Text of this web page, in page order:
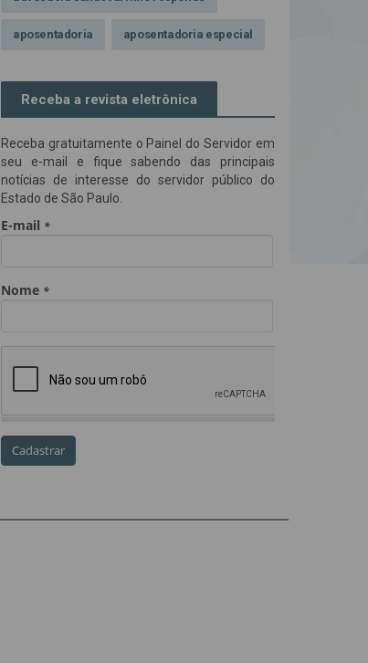
aposentadoria aposentadoria especial
Campanha contra assédio ilegal
Campanha da OAB SP CNJ
Comissão de Precatórios da OAB SP
credores prioritários
Dia dos Professores
golpe do precatório
golpes a credores
Messias Falleiros OAB SP OPV
Receba a revista eletrônica
Receba gratuitamente o Painel do Servidor em
seu e-mail e fique sabendo das principais
notícias de interesse do servidor público do
Estado de São Paulo.